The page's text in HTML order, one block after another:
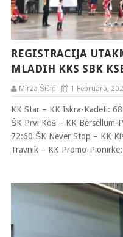
REGISTRACIJA
MLADIH KKS SBK
Mirza Šišić 1 Februara,
KK Star – KK Iskra-Kadeti:
ŠK Prvi Koš – KK
72:60 ŠK Never Stop – KK
Travnik – KK Promo-